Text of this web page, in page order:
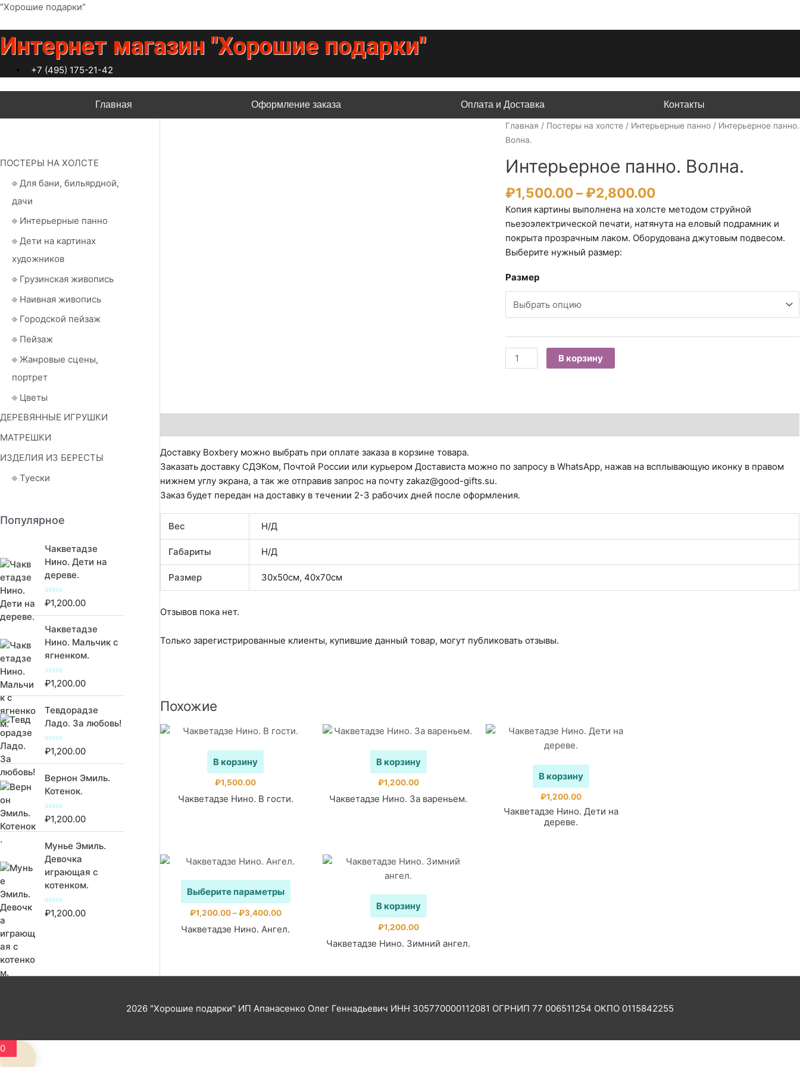
Перейти
содержимому
"Хорошие подарки"
Интернет магазин "Хорошие подарки"
+7 (495) 175-21-42
Главная Оформление заказа Оплата и Доставка Контакты
ПОСТЕРЫ НА ХОЛСТЕ
⎆ Для бани, бильярдной,
дачи
⎆ Интерьерные панно
⎆ Дети на картинах
художников
⎆ Грузинская живопись
⎆ Наивная живопись
⎆ Городской пейзаж
⎆ Пейзаж
⎆ Жанровые сцены,
портрет
⎆ Цветы
ДЕРЕВЯННЫЕ ИГРУШКИ
МАТРЕШКИ
ИЗДЕЛИЯ ИЗ БЕРЕСТЫ
⎆ Туески
Популярное
Чакветадзе
Нино. Дети на
дереве.
О
н
к
а
0
з
5
₽1,200.00
Чакветадзе
Нино. Мальчик с
ягненком.
О
н
к
а
0
з
5
₽1,200.00
Тевдорадзе
Ладо. За любовь!
О
н
к
а
0
з
5
₽1,200.00
Вернон Эмиль.
Котенок.
О
н
к
а
0
и
з
5
₽1,200.00
Мунье Эмиль.
Девочка
играющая с
котенком.
О
и
₽1,200.00
Главная / Постеры на холсте/ Интерьерные панно/ Интерьерное панно.
Волна.
Интерьерное панно. Волна.
₽1,500.00– ₽2,800.00Диапазон
цен:
₽1,500.00
–
Копия картины выполнена на холсте методом струйной
пьезоэлектрической печати, натянута на еловый подрамник и
покрыта прозрачным лаком. Оборудована джутовым подвесом.
Выберите нужный размер:
Размер
Количество
товара
Волна.
В корзину
Доставку Boxbery можно выбрать при оплате заказа в корзине товара.
Заказать доставку СДЭКом, Почтой России или курьером Достависта можно по запросу в WhatsApp, нажав на всплывающую иконку в правом
нижнем углу экрана, а так же отправив запрос на почту zakaz@good-gifts.su.
Заказ будет передан на доставку в течении 2-3 рабочих дней после оформления.
Вес Н/Д
Габариты Н/Д
Размер 30х50см, 40х70см
Отзывов пока нет.
Только зарегистрированные клиенты, купившие данный товар, могут публиковать отзывы.
Похожие
В корзину
₽1,500.00
Чакветадзе Нино. В гости.
В корзину
₽1,200.00
Чакветадзе Нино. За вареньем.
В корзину
₽1,200.00
Чакветадзе Нино. Дети на
дереве.
Выберите параметры
Этот
вариаций.
странице
₽1,200.00 – ₽3,400.00Диапазон
₽1,200.00
Чакветадзе Нино. Ангел.
В корзину
₽1,200.00
Чакветадзе Нино. Зимний ангел.
2026 "Хорошие подарки" ИП Апанасенко Олег Геннадьевич ИНН 305770000112081 ОГРНИП 77 006511254 ОКПО 0115842255
0